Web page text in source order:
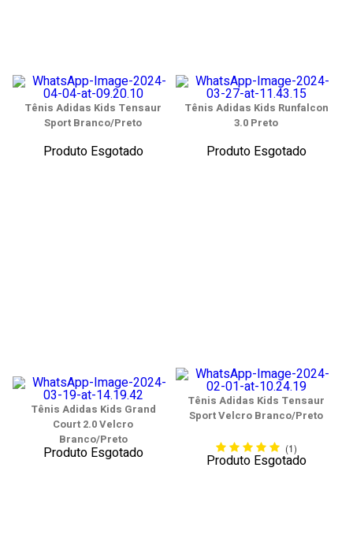
Tênis Adidas Kids Tensaur
Sport Branco/Preto
Produto Esgotado
Tênis Adidas Kids Runfalcon
3.0 Preto
Produto Esgotado
Tênis Adidas Kids Grand
Court 2.0 Velcro
Branco/Preto
Produto Esgotado
Tênis Adidas Kids Tensaur
Sport Velcro Branco/Preto
(1)
Produto Esgotado